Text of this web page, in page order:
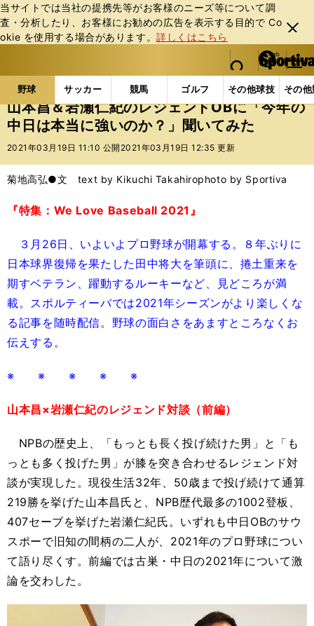
当サイトでは当社の提携先等がお客様のニーズ等について調
査・分析したり、お客様にお勧めの広告を表⽰する⽬的で Co
okie を使⽤する場合があります。詳しくはこちら
閉じ
る
web Sportiva (webスポルティーバ)
検索
マイペ
ー
ジ
メニュ
野球 サッカー 競馬 ゴルフ その他球技 その
b
ス
ポ
ル
バ
野球の記事一覧 プロ野球 山本昌＆岩瀬仁紀のレジ
山本昌＆岩瀬仁紀のレジェンドOBに「今年の
中日は本当に強いのか？」聞いてみた
2021年03月19日 11:10 公開 2021年03月19日 12:35 更新
菊地高弘●文 text by Kikuchi Takahirophoto by Sportiva
『特集：We Love Baseball 2021』
３月26日、いよいよプロ野球が開幕する。８年ぶりに
日本球界復帰を果たした田中将大を筆頭に、捲土重来を
期すベテラン、躍動するルーキーなど、見どころが満
載。スポルティーバでは2021年シーズンがより楽しくな
る記事を随時配信。野球の面白さをあますところなくお
伝えする。
※ ※ ※ ※ ※
山本昌×岩瀬仁紀のレジェンド対談（前編）
NPBの歴史上、「もっとも長く投げ続けた男」と「も
っとも多く投げた男」が膝を突き合わせるレジェンド対
談が実現した。現役生活32年、50歳まで投げ続けて通算
219勝を挙げた山本昌氏と、NPB歴代最多の1002登板、
407セーブを挙げた岩瀬仁紀氏。いずれも中日OBのサウ
スポーで旧知の間柄の二人が、2021年のプロ野球につい
て語り尽くす。前編では古巣・中日の2021年について激
論を交わした。